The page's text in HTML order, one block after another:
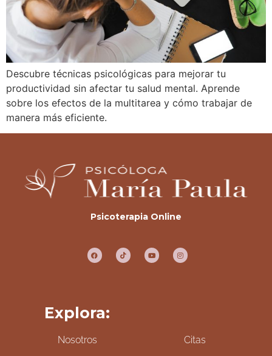
Descubre técnicas psicológicas para mejorar tu
productividad sin afectar tu salud mental. Aprende
sobre los efectos de la multitarea y cómo trabajar de
manera más eficiente.
Psicoterapia Online
Explora:
Nosotros
Citas